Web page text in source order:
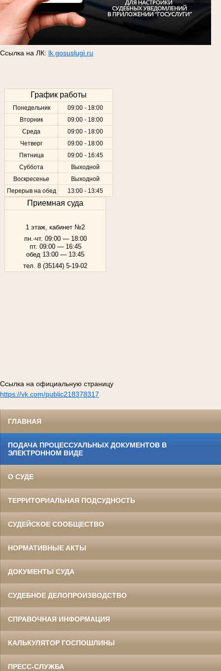
Ссылка на ЛК: lk.gosuslugi.ru
График работы
Понедельник
09:00 - 18:00
Вторник
09:00 - 18:00
Среда
09:00 - 18:00
Четверг
09:00 - 18:00
Пятница
09:00 - 16:45
Суббота
Выходной
Воскресенье
Выходной
Перерыв на обед
13:00 - 13:45
Приемная суда
1 этаж, кабинет №2
пн.-чт. 09:00 — 18:00
пт. 09:00 — 16:45
обед 13:00 — 13:45
тел. 8 (35144) 5-19-02
Ссылка на официальную страницу
https://vk.com/public218378317
ГЛАВНАЯ
ПОДАЧА ПРОЦЕССУАЛЬНЫХ ДОКУМЕНТОВ В
ЭЛЕКТРОННОМ ВИДЕ
О СУДЕ
ТЕРРИТОРИАЛЬНАЯ ПОДСУДНОСТЬ
СУДЕЙСКОЕ СООБЩЕСТВО
НОРМАТИВНЫЕ АКТЫ
ДОКУМЕНТЫ СУДА
СУДЕБНОЕ ДЕЛОПРОИЗВОДСТВО
СПРАВОЧНАЯ ИНФОРМАЦИЯ
КАЛЬКУЛЯТОР ГОСПОШЛИНЫ
ПРЕСС-СЛУЖБА